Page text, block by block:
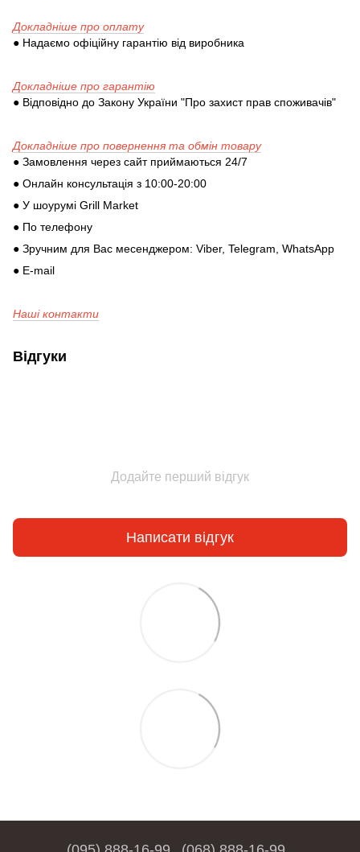
Докладніше про оплату
● Надаємо офіційну гарантію від виробника
Докладніше про гарантію
● Відповідно до Закону України "Про захист прав споживачів"
Докладніше про повернення та обмін товару
● Замовлення через сайт приймаються 24/7
● Онлайн консультація з 10:00-20:00
● У шоурумі Grill Market
● По телефону
● Зручним для Вас месенджером: Viber, Telegram, WhatsApp
● E-mail
Наші контакти
Відгуки
Додайте перший відгук
Написати відгук